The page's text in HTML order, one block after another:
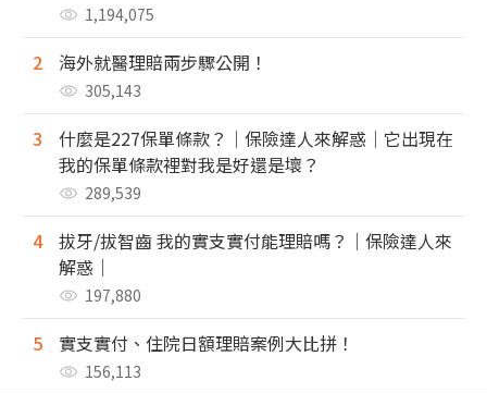
1,194,075
2 海外就醫理賠兩步驟公開！
305,143
3
什麼是227保單條款？｜保險達人來解惑｜它出現在
我的保單條款裡對我是好還是壞？
289,539
4
拔牙/拔智齒 我的實支實付能理賠嗎？｜保險達人來
解惑｜
197,880
5 實支實付、住院日額理賠案例大比拼！
156,113